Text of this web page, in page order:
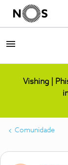
Vishing |
Comunidade